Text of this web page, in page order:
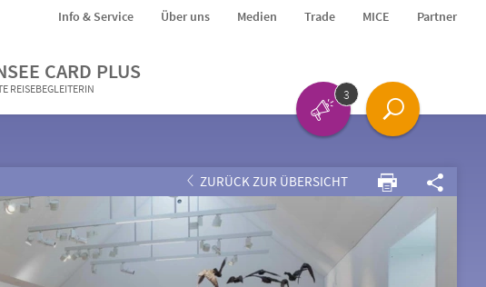
Info & Service Über uns Medien Trade MICE Partner
CARD PLUS
REISEBEGLEITERIN 3
ZURÜCK ZUR ÜBERSICHT